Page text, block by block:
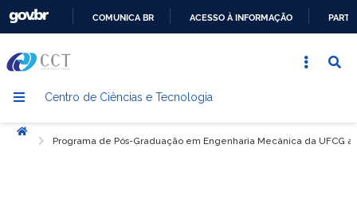
CONTEÚDO
COMUNICA BR ACESSO À INFORMAÇÃO
Centro de Ciências e Tecnologia
Início
Programa de Pós-Graduação em Engenharia Mecânica da UFCG